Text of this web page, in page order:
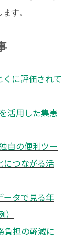
す。
に評価されて
活用した集患
自の便利ツー
につながる活
ータで見る年
負担の軽減に